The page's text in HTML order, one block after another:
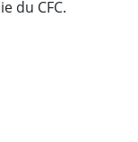
du CFC.